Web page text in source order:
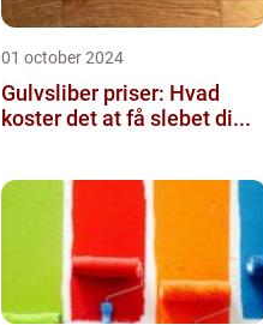
01 october 2024
Gulvsliber priser: Hvad
koster det at få slebet di...